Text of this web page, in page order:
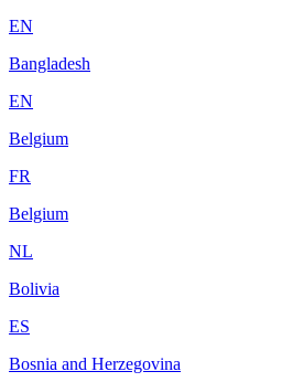
EN
Bangladesh
EN
Belgium
FR
Belgium
NL
Bolivia
ES
Bosnia and Herzegovina